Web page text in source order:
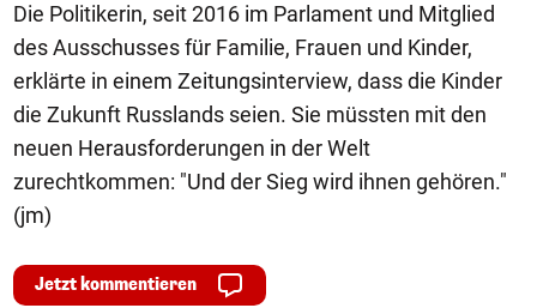
Die Politikerin, seit 2016 im Parlament und Mitglied
des Ausschusses für Familie, Frauen und Kinder,
erklärte in einem Zeitungsinterview, dass die Kinder
die Zukunft Russlands seien. Sie müssten mit den
neuen Herausforderungen in der Welt
zurechtkommen: "Und der Sieg wird ihnen gehören."
(jm)
Jetzt kommentieren